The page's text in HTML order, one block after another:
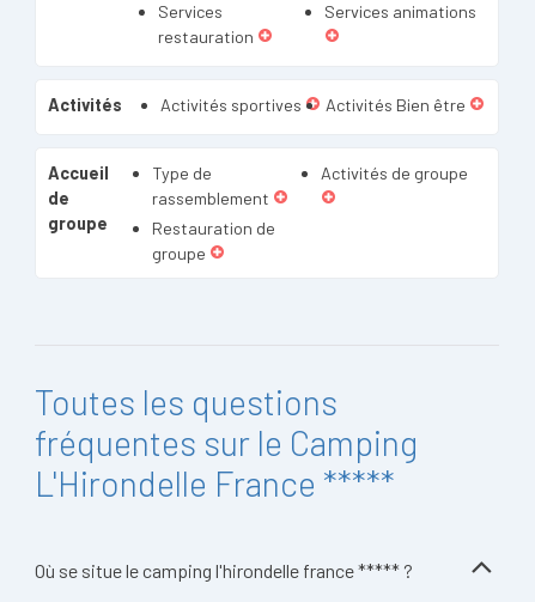
Services
restauration
Services animations
Activités Activités sportives Activités Bien être
Accueil
de
groupe
Type de
rassemblement
Activités de groupe
Restauration de
groupe
Toutes les questions
fréquentes sur le Camping
L'Hirondelle France *****
Où se situe le camping l'hirondelle france ***** ?